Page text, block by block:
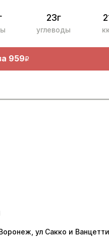
23г
углеводы
959R
ул Сакко и